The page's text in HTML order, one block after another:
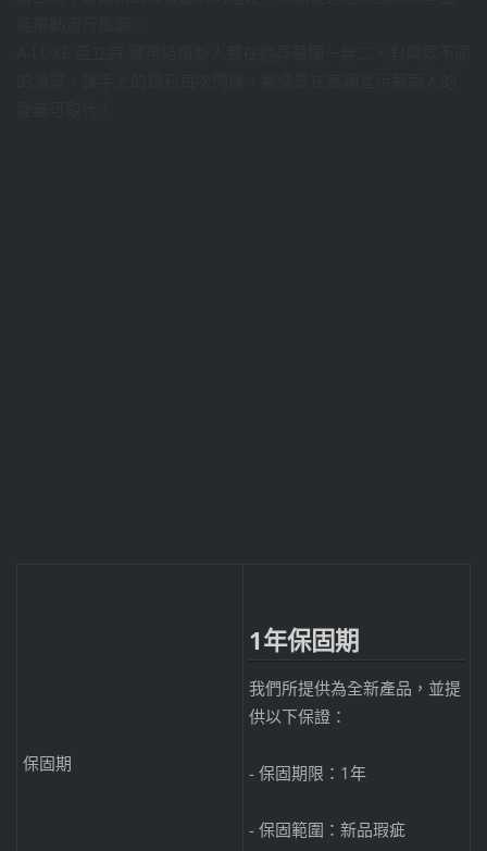
保固期
1年保固期
我們所提供為全新產品，並提
供以下保證：
- 保固期限：1年
- 保固範圍：新品瑕疵